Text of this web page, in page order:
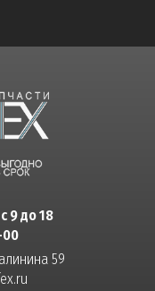
с 9 до 18
00
59